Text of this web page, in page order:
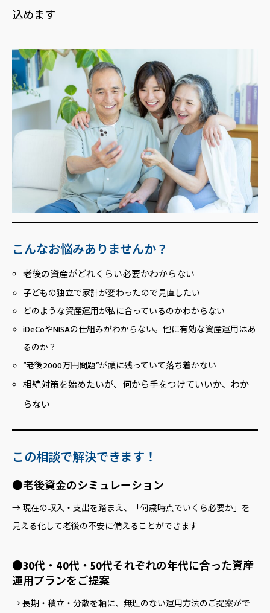
込めます
こんなお悩みありませんか？
老後の資産がどれくらい必要かわからない
子どもの独立で家計が変わったので見直したい
どのような資産運用が私に合っているのかわからない
iDeCoやNISAの仕組みがわからない。他に有効な資産運用はあ
るのか？
“老後2000万円問題”が頭に残っていて落ち着かない
相続対策を始めたいが、何から手をつけていいか、わか
らない
この相談で解決できます！
●老後資金のシミュレーション
→ 現在の収入・支出を踏まえ、「何歳時点でいくら必要か」を
見える化して老後の不安に備えることができます
●30代・40代・50代それぞれの年代に合った資産
運用プランをご提案
→ 長期・積立・分散を軸に、無理のない運用方法のご提案がで